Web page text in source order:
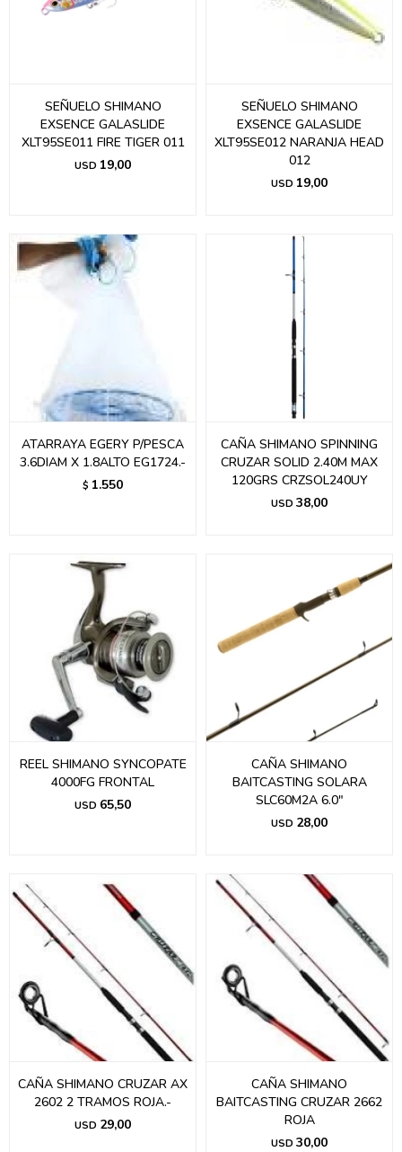
SEÑUELO SHIMANO
EXSENCE GALASLIDE
XLT95SE011 FIRE TIGER 011
USD 19,00
SEÑUELO SHIMANO
EXSENCE GALASLIDE
XLT95SE012 NARANJA HEAD
012
USD 19,00
ATARRAYA EGERY P/PESCA
3.6DIAM X 1.8ALTO EG1724.-
$ 1.550
CAÑA SHIMANO SPINNING
CRUZAR SOLID 2.40M MAX
120GRS CRZSOL240UY
USD 38,00
REEL SHIMANO SYNCOPATE
4000FG FRONTAL
USD 65,50
CAÑA SHIMANO
BAITCASTING SOLARA
SLC60M2A 6.0"
USD 28,00
CAÑA SHIMANO CRUZAR AX
2602 2 TRAMOS ROJA.-
USD 29,00
CAÑA SHIMANO
BAITCASTING CRUZAR 2662
ROJA
USD 30,00